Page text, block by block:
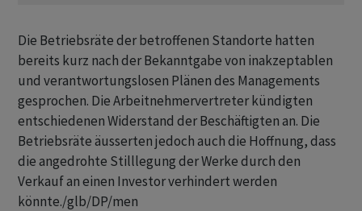
Die Betriebsräte der betroffenen Standorte hatten
bereits kurz nach der Bekanntgabe von inakzeptablen
und verantwortungslosen Plänen des Managements
gesprochen. Die Arbeitnehmervertreter kündigten
entschiedenen Widerstand der Beschäftigten an. Die
Betriebsräte äusserten jedoch auch die Hoffnung, dass
die angedrohte Stilllegung der Werke durch den
Verkauf an einen Investor verhindert werden
könnte./glb/DP/men